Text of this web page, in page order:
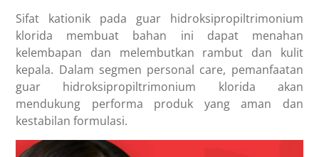
Sifat kationik pada guar hidroksipropiltrimonium
klorida membuat bahan ini dapat menahan
kelembapan dan melembutkan rambut dan kulit
kepala. Dalam segmen personal care, pemanfaatan
guar hidroksipropiltrimonium klorida akan
mendukung performa produk yang aman dan
kestabilan formulasi.